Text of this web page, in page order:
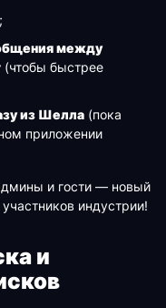
между
(чтобы быстрее
из Шелла (пока
приложении
и гости — новый
индустрии!
и